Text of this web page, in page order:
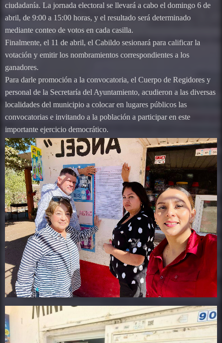
ciudadanía. La jornada electoral se llevará a cabo el domingo 6 de
abril, de 9:00 a 15:00 horas, y el resultado será determinado
mediante conteo de votos en cada casilla.
Finalmente, el 11 de abril, el Cabildo sesionará para calificar la
votación y emitir los nombramientos correspondientes a los
ganadores.
Para darle promoción a la convocatoria, el Cuerpo de Regidores y
personal de la Secretaría del Ayuntamiento, acudieron a las diversas
localidades del municipio a colocar en lugares públicos las
convocatorias e invitando a la población a participar en este
importante ejercicio democrático.